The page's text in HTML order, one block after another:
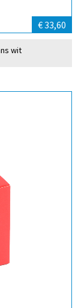
€ 33,60
wit